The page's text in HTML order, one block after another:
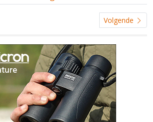
Volgende